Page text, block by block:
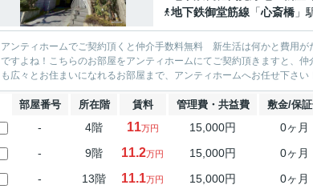
地下鉄御堂筋線 「心斎橋 」
アンティホームでご契約頂くと仲介手数料無料 新生活は何かと費用
ですよね！こちらのお部屋をアンティホームにてご契約頂きますと、
も広々とお住まいになれるお部屋まで、アンティホームへお任せ下さい
部屋番号 所在階 賃料 管理費・共益費 敷金/保
- 4階 11万円 15,000円 0ヶ月
- 9階 11.2万円 15,000円 0ヶ月
- 13階 11.1万円 15,000円 0ヶ月